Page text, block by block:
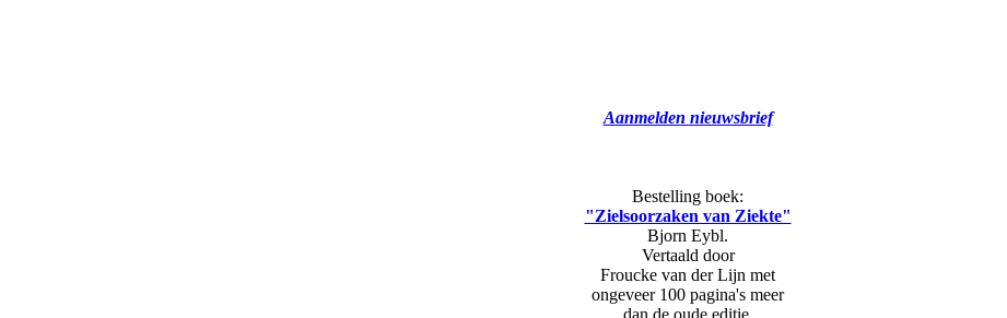
Aanmelden nieuwsbrief
Bestelling boek:
"Zielsoorzaken van Ziekte"
Bjorn Eybl.
Vertaald door
Froucke van der Lijn met
ongeveer 100 pagina's meer
dan de oude editie.